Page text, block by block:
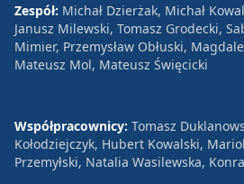
Zespół: Michał Dzierżak, Michał
Janusz Milewski, Tomasz Grodecki,
Mimier, Przemysław Obłuski,
Mateusz Mol, Mateusz Święcicki
Współpracownicy: Tomasz
Kołodziejczyk, Hubert Kowalski,
Przemyłski, Natalia Wasilewska,